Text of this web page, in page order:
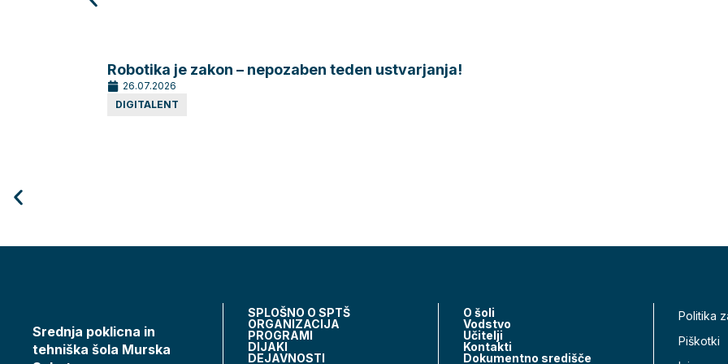
Robotika je zakon – nepozaben teden ustvarjanja!
26.07.2026
DIGITALENT
Srednja poklicna in
tehniška šola Murska
SPLOŠNO O SPTŠ
ORGANIZACIJA
PROGRAMI
DIJAKI
DEJAVNOSTI
O šoli
Vodstvo
Učitelji
Kontakti
Dokumentno središče
Politika
Piškotki